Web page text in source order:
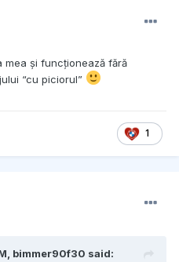
și funcționează fără
“cu piciorul”
1
bimmer90f30 said: